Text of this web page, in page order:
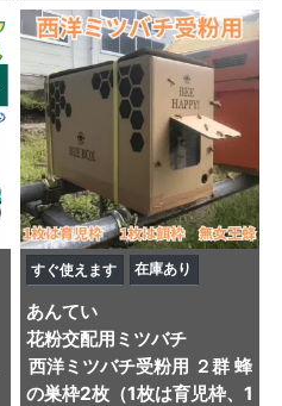
すぐ使えます 在庫あり
あんてい
花粉交配用ミツバチ
西洋ミツバチ受粉用 ２群 蜂
の巣枠2枚（1枚は育児枠、1